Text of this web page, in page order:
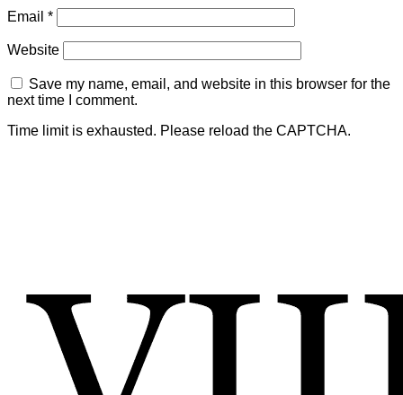
Email *
Website
Save my name, email, and website in this browser for the
next time I comment.
Time limit is exhausted. Please reload the CAPTCHA.